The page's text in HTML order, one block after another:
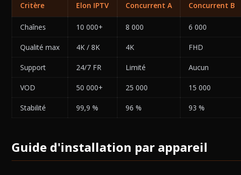
Critère Elon IPTV Concurrent A Concurrent B
Chaînes 10 000+ 8 000 6 000
Qualité max 4K / 8K 4K FHD
Support 24/7 FR Limité Aucun
VOD 50 000+ 25 000 15 000
Stabilité 99,9 % 96 % 93 %
Guide d'installation par appareil